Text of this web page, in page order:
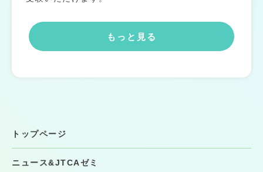
もっと見る
トップページ
ニュース&JTCAゼミ